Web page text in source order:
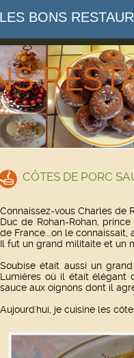
LES BONS
CÔTES DE PORC
Connaissez-vous Charles de
Duc de Rohan-Rohan,
de France...on le
Il fut un grand militaite et un
Soubise était aussi un
Lumières où il était élégant
sauce aux oignons dont il
Aujourd'hui, je cuisine les